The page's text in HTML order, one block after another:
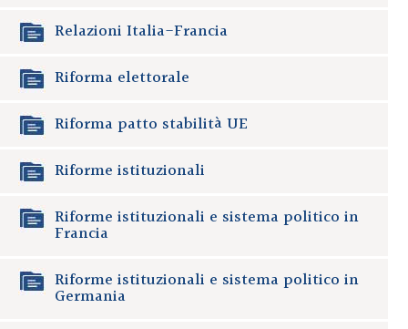
Relazioni Italia-Francia
Riforma elettorale
Riforma patto stabilità UE
Riforme istituzionali
Riforme istituzionali e sistema politico in
Francia
Riforme istituzionali e sistema politico in
Germania